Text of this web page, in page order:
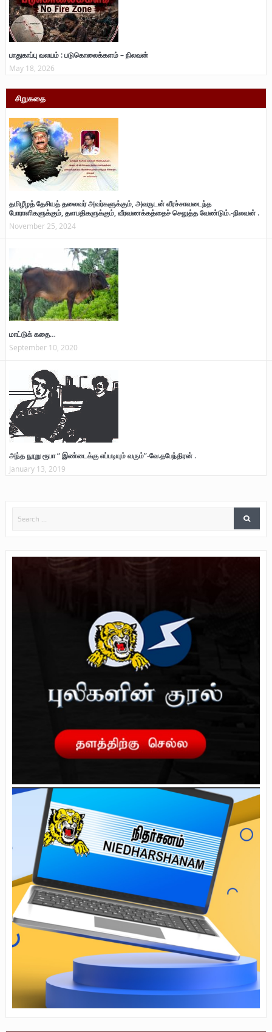
பாதுகாப்பு வலயம் : படுகொலைக்களம் – நிலவன்
May 18, 2026
சிறுகதை
தமிழீழத் தேசியத் தலைவர் அவர்களுக்கும், அவருடன் வீரச்சாவடைந்த
போராளிகளுக்கும், தளபதிகளுக்கும், வீரவணக்கத்தைச் செலுத்த வேண்டும்.-நிலவன் .
November 25, 2024
மாட்டுக் கதை…
September 10, 2020
அந்த நூறு ரூபா “ இண்டைக்கு எப்படியும் வரும்”-வே.தபேந்திரன் .
January 13, 2019